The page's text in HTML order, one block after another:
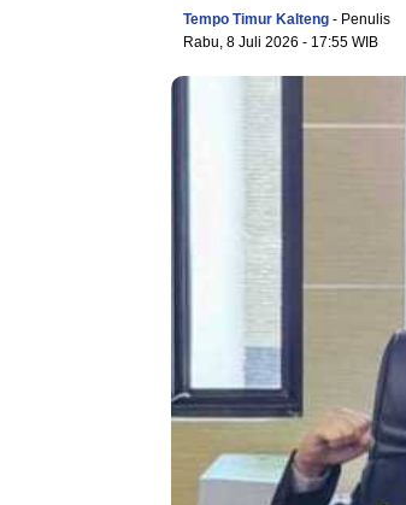
Tempo Timur Kalteng - Penulis
Rabu, 8 Juli 2026 - 17:55 WIB